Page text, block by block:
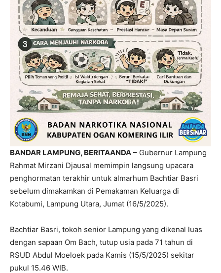
BANDAR LAMPUNG, BERITAANDA – Gubernur Lampung
Rahmat Mirzani Djausal memimpin langsung upacara
penghormatan terakhir untuk almarhum Bachtiar Basri
sebelum dimakamkan di Pemakaman Keluarga di
Kotabumi, Lampung Utara, Jumat (16/5/2025).
Bachtiar Basri, tokoh senior Lampung yang dikenal luas
dengan sapaan Om Bach, tutup usia pada 71 tahun di
RSUD Abdul Moeloek pada Kamis (15/5/2025) sekitar
pukul 15.46 WIB.